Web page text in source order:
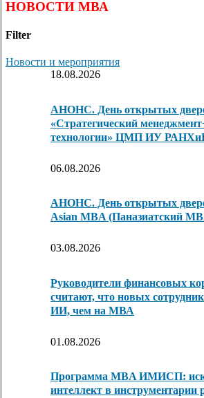
НОВОСТИ МВА
Filter
Новости и мероприятия
18.08.2026
АНОНС. День открытых
«Стратегический
технологии» ЦМП ИУ
06.08.2026
АНОНС. День открытых
Asian MBA (Паназиатский
03.08.2026
Руководители финансовых
считают, что новых
ИИ, чем на МВА
01.08.2026
Программа MBA ИМИСП:
интеллект в инструментарии